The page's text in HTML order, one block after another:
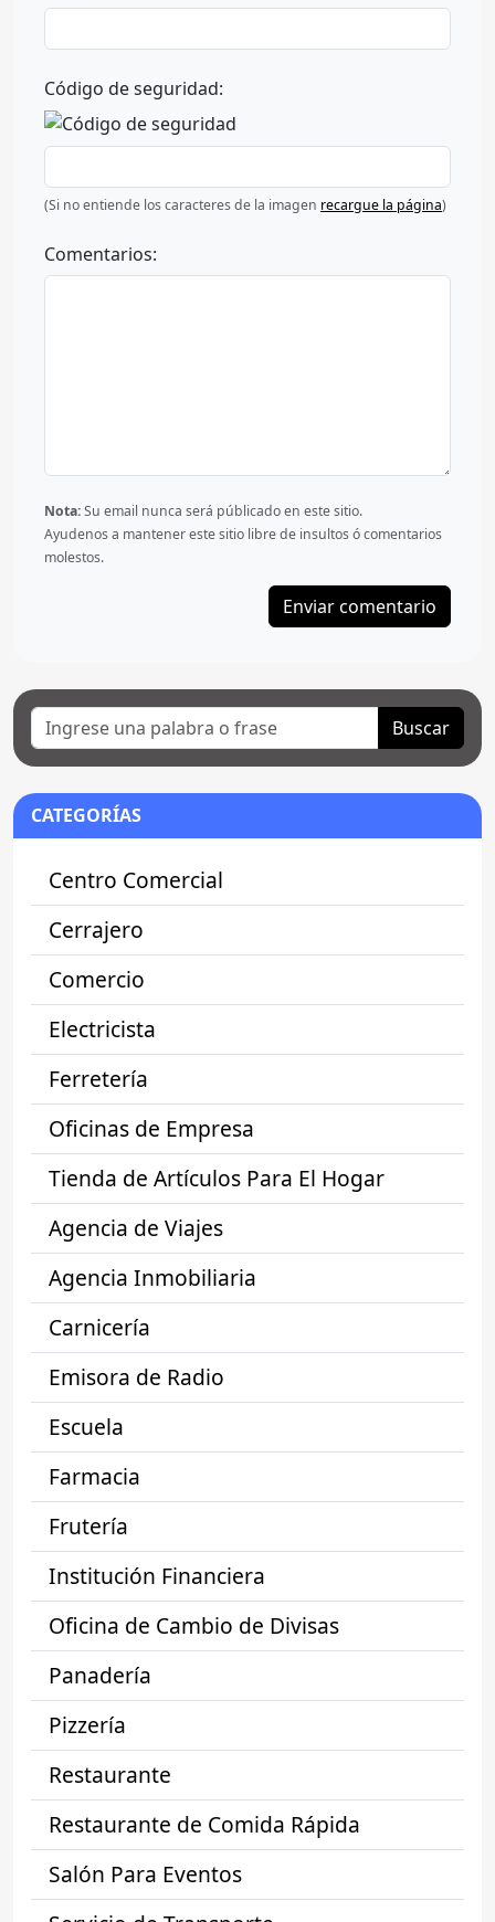
Código de seguridad:
(Si no entiende los caracteres de la imagen recargue la página)
Comentarios:
Nota:Su email nunca será públicado en este sitio.
Ayudenos a mantener este sitio libre de insultos ó comentarios
molestos.
Buscar
CATEGORÍAS
Centro Comercial
Cerrajero
Comercio
Electricista
Ferretería
Oficinas de Empresa
Tienda de Artículos Para El Hogar
Agencia de Viajes
Agencia Inmobiliaria
Carnicería
Emisora de Radio
Escuela
Farmacia
Frutería
Institución Financiera
Oficina de Cambio de Divisas
Panadería
Pizzería
Restaurante
Restaurante de Comida Rápida
Salón Para Eventos